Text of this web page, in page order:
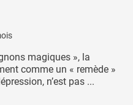
magiques », la
comme un « remède »
n’est pas ...